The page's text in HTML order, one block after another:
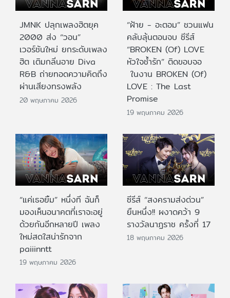
JMNK ปลุกเพลงฮิตยุค
2000 ส่ง “วอน”
เวอร์ชันใหม่ ยกระดับเพลง
ฮิต เติมกลิ่นอาย Diva
R&B ถ่ายทอดความคิดถึง
ผ่านเสียงทรงพลัง
20 พฤษภาคม 2026
“ฝ้าย - อะตอม” ชวนแฟน
คลับลุ้นตอนจบ ซีรีส์
“BROKEN (Of) LOVE
หัวใจช้ำรัก” ติดขอบจอ
ในงาน BROKEN (Of)
LOVE : The Last
Promise
19 พฤษภาคม 2026
“แค่เธอยิ้ม” หนึ่งที ฉันก็
มองเห็นอนาคตที่เราจะอยู่
ด้วยกันอีกหลายปี เพลง
ใหม่สดใสน่ารักจาก
paiiinntt
19 พฤษภาคม 2026
ซีรีส์ “สงครามส่งด่วน”
ยืนหนึ่ง!! ผงาดคว้า 9
รางวัลนาฏราช ครั้งที่ 17
18 พฤษภาคม 2026